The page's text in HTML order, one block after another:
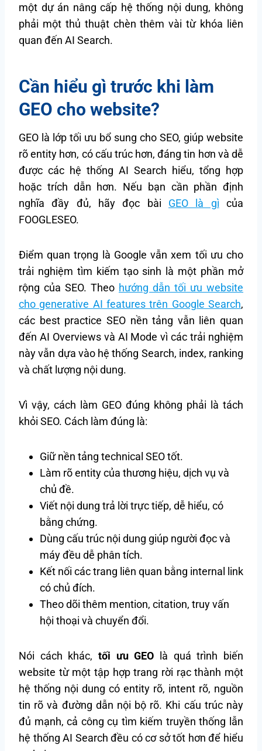
một dự án nâng cấp hệ thống nội dung, không
phải một thủ thuật chèn thêm vài từ khóa liên
quan đến AI Search.
Cần hiểu gì trước khi làm
GEO cho website?
GEO là lớp tối ưu bổ sung cho SEO, giúp website
rõ entity hơn, có cấu trúc hơn, đáng tin hơn và dễ
được các hệ thống AI Search hiểu, tổng hợp
hoặc trích dẫn hơn. Nếu bạn cần phần định
nghĩa đầy đủ, hãy đọc bài GEO là gì của
FOOGLESEO.
Điểm quan trọng là Google vẫn xem tối ưu cho
trải nghiệm tìm kiếm tạo sinh là một phần mở
rộng của SEO. Theo hướng dẫn tối ưu website
cho generative AI features trên Google Search,
các best practice SEO nền tảng vẫn liên quan
đến AI Overviews và AI Mode vì các trải nghiệm
này vẫn dựa vào hệ thống Search, index, ranking
và chất lượng nội dung.
Vì vậy, cách làm GEO đúng không phải là tách
khỏi SEO. Cách làm đúng là:
Giữ nền tảng technical SEO tốt.
Làm rõ entity của thương hiệu, dịch vụ và
chủ đề.
Viết nội dung trả lời trực tiếp, dễ hiểu, có
bằng chứng.
Dùng cấu trúc nội dung giúp người đọc và
máy đều dễ phân tích.
Kết nối các trang liên quan bằng internal link
có chủ đích.
Theo dõi thêm mention, citation, truy vấn
hội thoại và chuyển đổi.
Nói cách khác, tối ưu GEO là quá trình biến
website từ một tập hợp trang rời rạc thành một
hệ thống nội dung có entity rõ, intent rõ, nguồn
tin rõ và đường dẫn nội bộ rõ. Khi cấu trúc này
đủ mạnh, cả công cụ tìm kiếm truyền thống lẫn
hệ thống AI Search đều có cơ sở tốt hơn để hiểu